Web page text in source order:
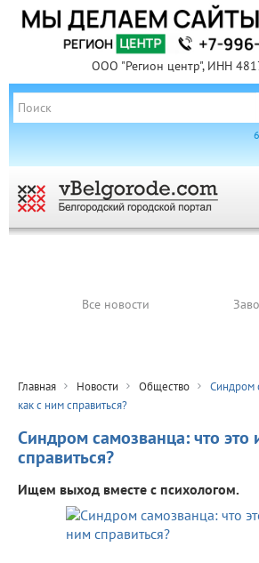
ООО "Регион центр", ИНН
Все новости
Главная Новости Общество
Синдром
как с ним справиться?
Синдром самозванца: что это
справиться?
Ищем выход вместе с психологом.